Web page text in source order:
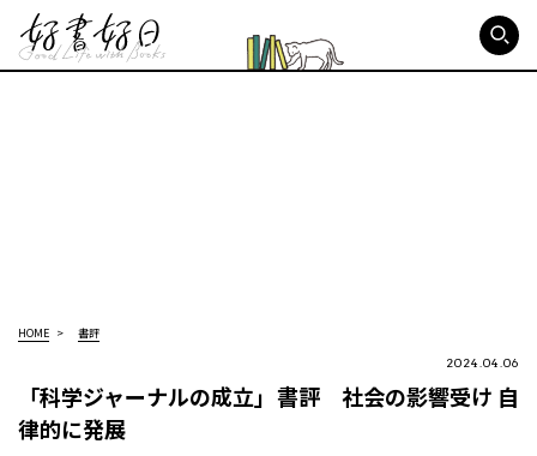
HOME 書評
2024.04.06
「科学ジャーナルの成立」書評 社会の影響受け 自
律的に発展